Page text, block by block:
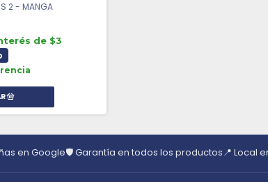
2 - MANGA
de $3
en Google🛡️ Garantía en todos los productos📍 Local